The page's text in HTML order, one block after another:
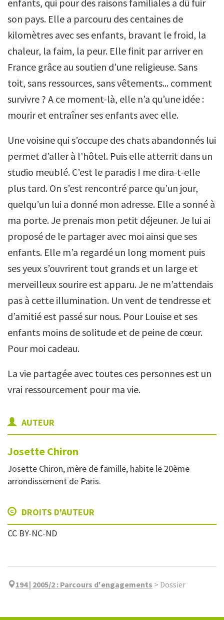
enfants, qui pour des raisons familiales a dû fuir
son pays. Elle a parcouru des centaines de
kilomètres avec ses enfants, bravant le froid, la
chaleur, la faim, la peur. Elle finit par arriver en
France grâce au soutien d’une religieuse. Sans
toit, sans ressources, sans vêtements... comment
survivre ? A ce moment-là, elle n’a qu’une idée :
mourir et entraîner ses enfants avec elle.
Une voisine qui s’occupe des chats abandonnés lui
permet d’aller à l’hôtel. Puis elle atterrit dans un
studio meublé. C’est le paradis ! me dira-t-elle
plus tard. On s’est rencontré parce qu’un jour,
quelqu’un lui a donné mon adresse. Elle a sonné à
ma porte. Je prenais mon petit déjeuner. Je lui ai
proposé de le partager avec moi ainsi que ses
enfants. Elle m’a regardé un long moment puis
ses yeux s’ouvrirent tout grands et un large et
merveilleux sourire est apparu. Je ne m’attendais
pas à cette illumination. Un vent de tendresse et
d’amitié est passé sur nous. Pour Louise et ses
enfants moins de solitude et de peine de cœur.
Pour moi cadeau.
La vie partagée avec toutes ces personnes est un
vrai ressourcement pour ma vie.
AUTEUR
JosetteChiron
Josette Chiron, mère de famille, habite le 20ème
arrondissement de Paris.
DROITS D'AUTEUR
CC BY-NC-ND
194 | 2005/2 : Parcours d'engagements > Dossier